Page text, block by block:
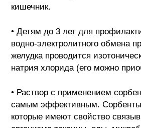
кишечник.
• Детям до 3 лет для
водно-электролитного обмена
желудка проводится
натрия хлорида (его можно
• Раствор с применением
самым эффективным.
которые имеют свойство